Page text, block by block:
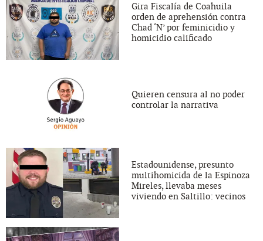
Gira Fiscalía de Coahuila
orden de aprehensión contra
Chad ‘N’ por feminicidio y
homicidio calificado
Quieren censura al no poder
controlar la narrativa
Estadounidense, presunto
multihomicida de la Espinoza
Mireles, llevaba meses
viviendo en Saltillo: vecinos